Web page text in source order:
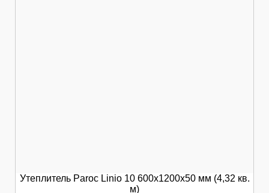
Утеплитель Paroc Linio 10 600х1200х50 мм (4,32 кв.
м)